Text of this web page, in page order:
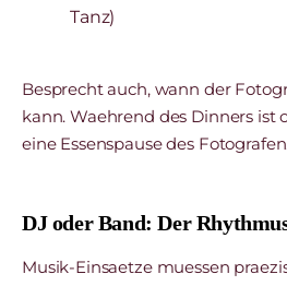
Tanz)
Besprecht auch, wann der
kann. Waehrend des Dinners ist
eine Essenspause des
DJ oder Band: Der
Musik-Einsaetze muessen